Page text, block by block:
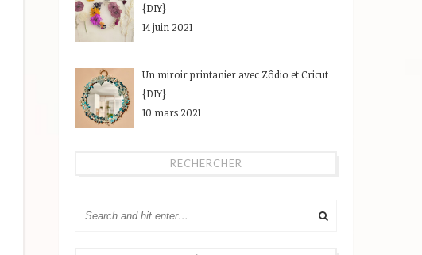
{DIY}
14 juin 2021
Un miroir printanier avec Zôdio et Cricut
{DIY}
10 mars 2021
RECHERCHER